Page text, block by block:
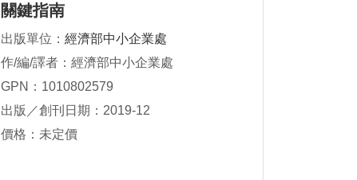
關鍵指南
出版單位： 經濟部中小企業處
作/編/譯者：經濟部中小企業處
GPN：1010802579
出版／創刊日期：2019-12
價格：未定價